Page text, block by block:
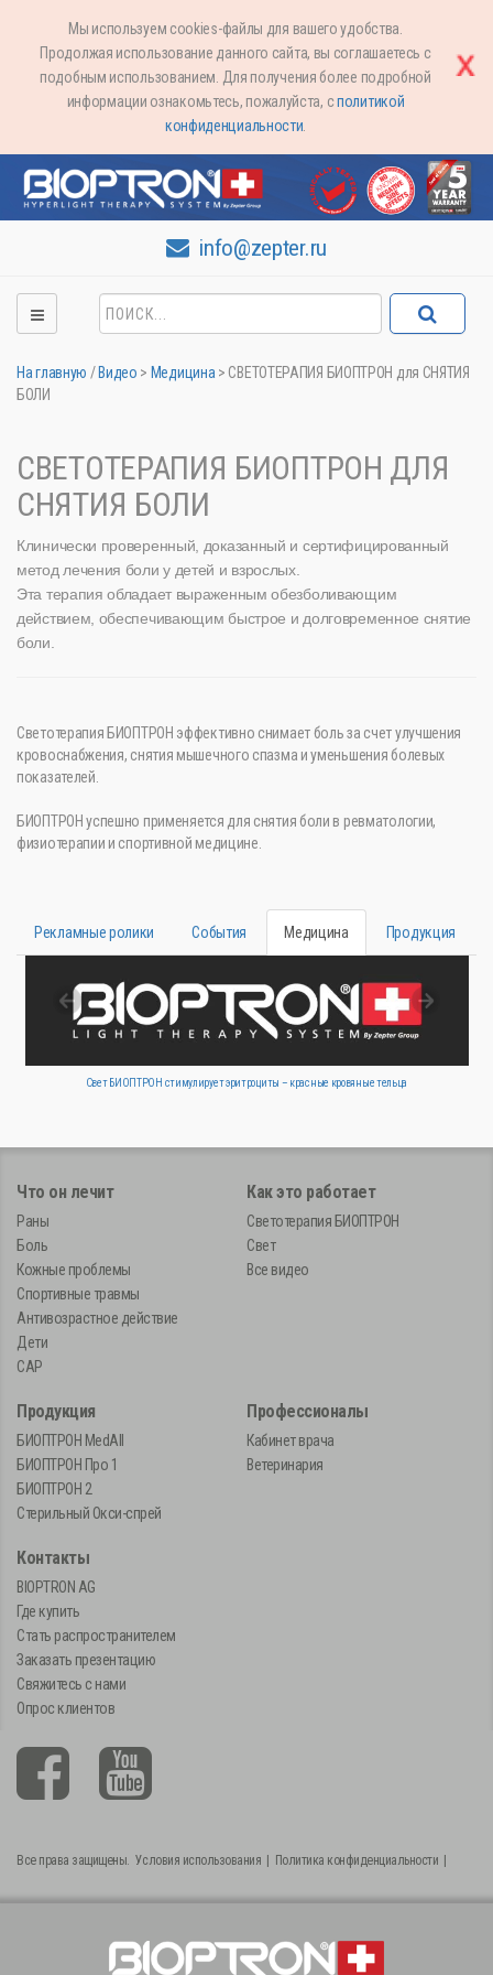
Мы используем cookies-файлы для вашего удобства.
Продолжая использование данного сайта, вы соглашаетесь с
подобным использованием. Для получения более подробной
информации ознакомьтесь, пожалуйста, сполитикой
конфиденциальности
info@zepter.ru
На главную / Видео > Медицина > СВЕТОТЕРАПИЯ БИОПТРОН для СНЯТИЯ
БОЛИ
СВЕТОТЕРАПИЯ БИОПТРОН ДЛЯ
СНЯТИЯ БОЛИ
Клинически проверенный, доказанный и сертифицированный
метод лечения боли у детей и взрослых.
Эта терапия обладает выраженным обезболивающим
действием, обеспечивающим быстрое и долговременное снятие
боли.
Светотерапия БИОПТРОН эффективно снимает боль за счет улучшения
кровоснабжения, снятия мышечного спазма и уменьшения болевых
показателей.
БИОПТРОН успешно применяется для снятия боли в ревматологии,
физиотерапии и спортивной медицине.
Рекламные ролики События Медицина Продукция
Свет БИОПТРОН стимулирует эритроциты – красные кровяные тельца
Что он лечит
Раны
Боль
Кожные проблемы
Спортивные травмы
Антивозрастное действие
Дети
САР
Как это работает
Светотерапия БИОПТРОН
Свет
Все видео
Продукция
БИОПТРОН MedAll
БИОПТРОН Про 1
БИОПТРОН 2
Стерильный Окси-спрей
Профессионалы
Кабинет врача
Ветеринария
Контакты
BIOPTRON AG
Где купить
Стать распространителем
Заказать презентацию
Свяжитесь с нами
Опрос клиентов
Все права защищены. Условия использования | Политика конфиденциальности |